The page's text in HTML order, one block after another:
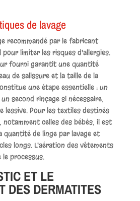
de lavage
recommandé par le fabricant
limiter les risques d'allergies.
fourni garantit une quantité
de salissure et la taille de la
une étape essentielle : un
second rinçage si nécessaire,
lessive. Pour les textiles destinés
notamment celles des bébés, il est
quantité de linge par lavage et
longs. L'aération des vêtements
le processus.
ET LE
DES DERMATITES